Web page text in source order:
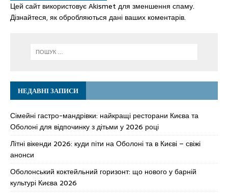
Цей сайт використовує Akismet для зменшення спаму.
Дізнайтеся, як обробляються дані ваших коментарів.
НЕДАВНІ ЗАПИСИ
Сімейні гастро-мандрівки: найкращі ресторани Києва та
Оболоні для відпочинку з дітьми у 2026 році
Літні вікенди 2026: куди піти на Оболоні та в Києві – свіжі
анонси
Оболонський коктейльний горизонт: що нового у барній
культурі Києва 2026